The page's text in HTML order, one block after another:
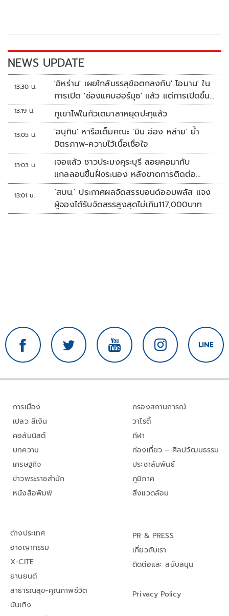
k k
NEWS UPDATE
13:30 น.
'อิหร่าน' เผยใกล้บรรลุข้อตกลงกับ' โอมาน' ใน
การเปิด 'ช่องแคบฮอร์มุซ' แล้ว แต่การเปิดขึ้น
อยู่กับสหรัฐฯ
13:19 น. ภูเขาไฟในกัวเตมาลาหยุดปะทุแล้ว
13:05 น.
'อนุทิน' หารือเต็มคณะ 'มิน อ่อง หล่าย' ย้ำ
มิตรภาพ-ความไว้เนื้อเชื่อใจ
13:03 น.
เจอแล้ว ชาวประมงคุระบุรี ลอยคอมากับ
แกลลอนขึ้นฝั่งระนอง หลังขาดการติดต่อ
หลายวัน
13:01 น.
‘สบน.’ ประกาศผลจัดสรรบอนด์ออมพลัส แจง
ผู้จองได้รับจัดสรรสูงสุดไม่เกิน117,000บาท
การเมือง
เปลว สีเงิน
คอลัมนิสต์
บทความ
เศรษฐกิจ
ข่าวพระราชสำนัก
หนังสือพิมพ์
กรองสถานการณ์
วาไรตี้
กีฬา
ท่องเที่ยว – ศิลปวัฒนธรรม
ประชาสัมพันธ์
ภูมิภาค
สิ่งแวดล้อม
ต่างประเทศ
อาชญากรรม
X-CITE
ยานยนต์
สาธารณสุข-คุณภาพชีวิต
บันเทิง
PR & PRESS
เกี่ยวกับเรา
ติดต่อและ สนับสนุน
Privacy Policy